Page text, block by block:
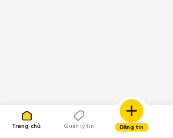
Trang chủ Quản lý tin Đăng tin